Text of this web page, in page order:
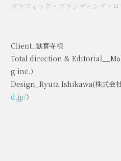
グラフィック ・ ブランディング ・
Client_歓喜寺様
Total direction &
g inc.）
Design_Ryuta Ishikawa(株式会
d.jp/）